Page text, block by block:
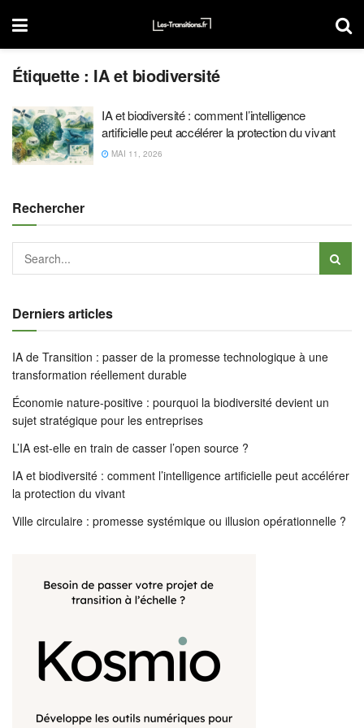
Étiquette : IA et biodiversité
IA et biodiversité : comment l’intelligence
artificielle peut accélérer la protection du vivant
MAI 11, 2026
Rechercher
Derniers articles
IA de Transition : passer de la promesse technologique à une
transformation réellement durable
Économie nature-positive : pourquoi la biodiversité devient un
sujet stratégique pour les entreprises
L’IA est-elle en train de casser l’open source ?
IA et biodiversité : comment l’intelligence artificielle peut accélérer
la protection du vivant
Ville circulaire : promesse systémique ou illusion opérationnelle ?